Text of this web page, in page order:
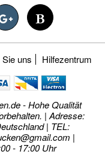
uns Hilfezentrum
- Hohe Qualität
| Adresse:
| TEL:
|
- 17:00 Uhr